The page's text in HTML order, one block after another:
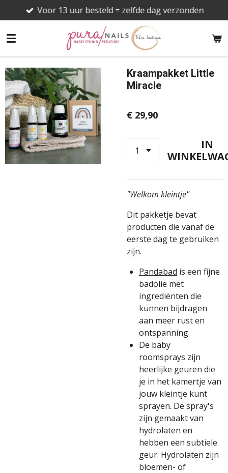
direct
naar
hoofdinhoud
Voor 13 uur besteld = zelfde dag verzonden
Kraampakket Little
Miracle
€ 29,90
IN
"Welkom kleintje"
Dit pakketje bevat
producten die vanaf de
eerste dag te gebruiken
zijn.
Pandabad is een fijne
badolie met
ingrediënten die
kunnen bijdragen
aan meer rust en
ontspanning.
De baby
roomsprays zijn
heerlijke geuren die
je in het kamertje van
jouw kleintje kunt
sprayen. De spray's
zijn gemaakt van
hydrolaten en
hebben een subtiele
geur. Hydrolaten zijn
bloemen- of